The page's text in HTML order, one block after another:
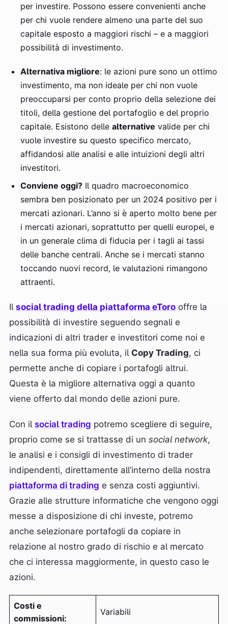
per investire. Possono essere convenienti anche
per chi vuole rendere almeno una parte del suo
capitale esposto a maggiori rischi – e a maggiori
possibilità di investimento.
Alternativa migliore: le azioni pure sono un ottimo
investimento, ma non ideale per chi non vuole
preoccuparsi per conto proprio della selezione dei
titoli, della gestione del portafoglio e del proprio
capitale. Esistono delle alternative valide per chi
vuole investire su questo specifico mercato,
affidandosi alle analisi e alle intuizioni degli altri
investitori.
Conviene oggi? Il quadro macroeconomico
sembra ben posizionato per un 2024 positivo per i
mercati azionari. L’anno si è aperto molto bene per
i mercati azionari, soprattutto per quelli europei, e
in un generale clima di fiducia per i tagli ai tassi
delle banche centrali. Anche se i mercati stanno
toccando nuovi record, le valutazioni rimangono
attraenti.
Il social trading della piattaforma eToro offre la
possibilità di investire seguendo segnali e
indicazioni di altri trader e investitori come noi e
nella sua forma più evoluta, il Copy Trading, ci
permette anche di copiare i portafogli altrui.
Questa è la migliore alternativa oggi a quanto
viene offerto dal mondo delle azioni pure.
Con il social trading potremo scegliere di seguire,
proprio come se si trattasse di un social network,
le analisi e i consigli di investimento di trader
indipendenti, direttamente all’interno della nostra
piattaforma di trading e senza costi aggiuntivi.
Grazie alle strutture informatiche che vengono oggi
messe a disposizione di chi investe, potremo
anche selezionare portafogli da copiare in
relazione al nostro grado di rischio e al mercato
che ci interessa maggiormente, in questo caso le
azioni.
Costi e
commissioni:
Variabili